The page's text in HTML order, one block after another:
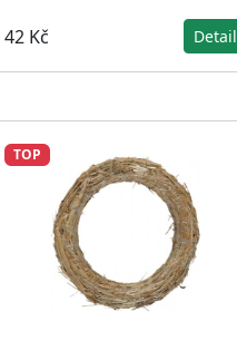
42 Kč Detail
TOP